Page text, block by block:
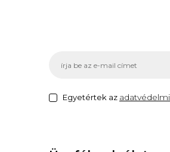
Egyetértek az